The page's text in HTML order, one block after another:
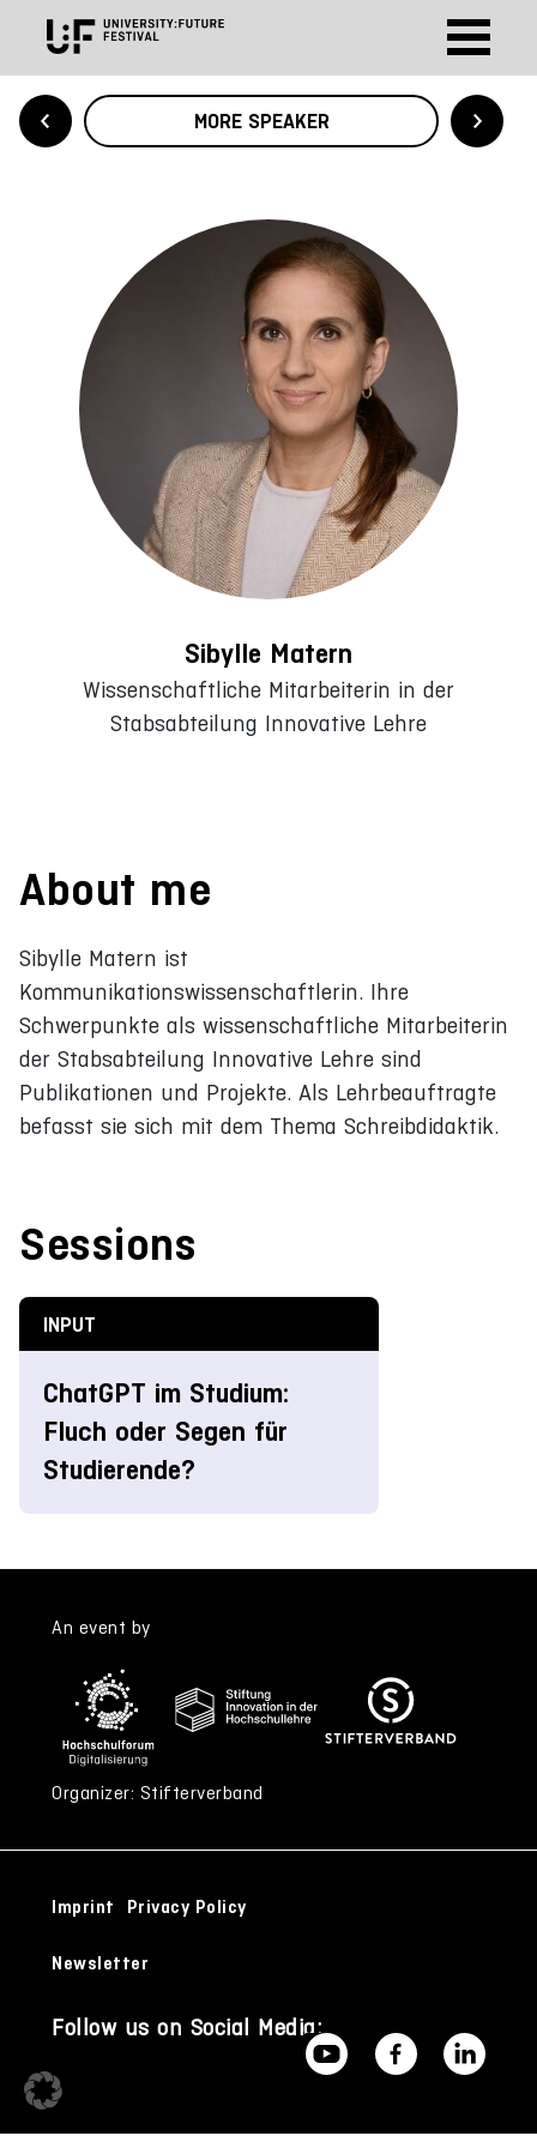
MORE SPEAKER
Sibylle Matern
Wissenschaftliche Mitarbeiterin in der
Stabsabteilung Innovative Lehre
About me
Sibylle Matern ist
Kommunikationswissenschaftlerin. Ihre
Schwerpunkte als wissenschaftliche Mitarbeiterin
der Stabsabteilung Innovative Lehre sind
Publikationen und Projekte. Als Lehrbeauftragte
befasst sie sich mit dem Thema Schreibdidaktik.
Sessions
INPUT
ChatGPT im Studium:
Fluch oder Segen für
Studierende?
An event by
Organizer: Stifterverband
Imprint Privacy Policy
Newsletter
Follow us on Social Media: